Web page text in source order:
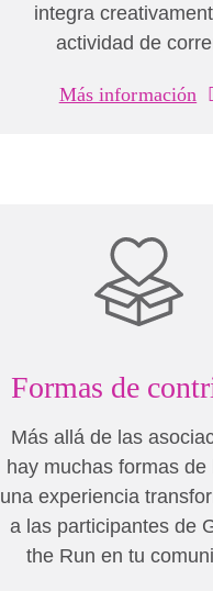
integra
actividad de
Más información
Formas de
Más allá de las
hay muchas formas de
una experiencia
a las participantes de
the Run en tu